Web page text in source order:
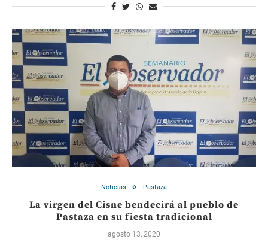
Noticias Pastaza
La virgen del Cisne bendecirá al pueblo de
Pastaza en su fiesta tradicional
agosto 13, 2020